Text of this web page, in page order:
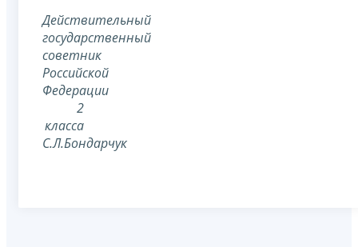
Действительный
государственный
советник
Российской
Федерации
2
класса
С.Л.Бондарчук